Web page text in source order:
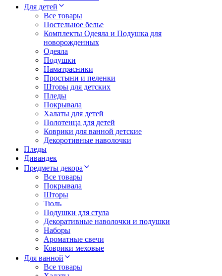
Для детей
Все товары
Постельное белье
Комплекты Одеяла и Подушка для
новорожденных
Одеяла
Подушки
Наматрасники
Простыни и пеленки
Шторы для детских
Пледы
Покрывала
Халаты для детей
Полотенца для детей
Коврики для ванной детские
Декоротивные наволочки
Пледы
Дивандек
Предметы декора
Все товары
Покрывала
Шторы
Тюль
Подушки для стула
Декоративные наволочки и подушки
Наборы
Ароматные свечи
Коврики меховые
Для ванной
Все товары